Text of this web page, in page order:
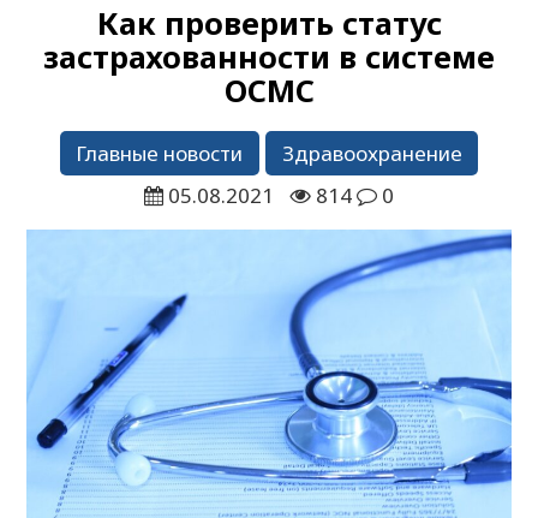
Как проверить статус
застрахованности в системе
ОСМС
Главные новости
Здравоохранение
05.08.2021
814 0